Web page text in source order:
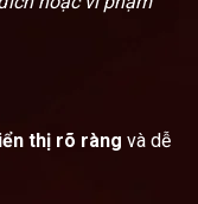
thị rõ ràng và dễ